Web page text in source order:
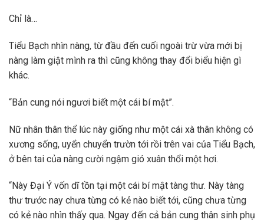
Chỉ là…
Tiểu Bạch nhìn nàng, từ đầu đến cuối ngoài trừ vừa mới bị
nàng làm giật mình ra thì cũng không thay đổi biểu hiện gì
khác.
“Bản cung nói ngươi biết một cái bí mật”.
Nữ nhân thân thể lúc này giống như một cái xà thân không có
xương sống, uyển chuyển trườn tới rồi trên vai của Tiểu Bạch,
ở bên tai của nàng cười ngậm gió xuân thổi một hơi.
“Này Đại Ý vốn dĩ tồn tại một cái bí mật tàng thư. Này tàng
thư trước nay chưa từng có kẻ nào biết tới, cũng chưa từng
có kẻ nào nhìn thấy qua. Ngay đến cả bản cung thân sinh phụ